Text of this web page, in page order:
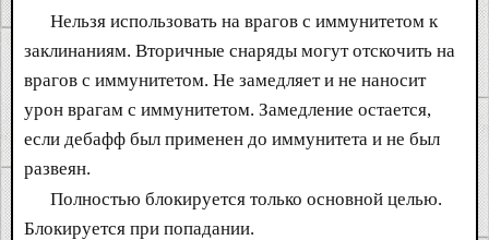
Нельзя использовать на врагов с иммунитетом к
заклинаниям. Вторичные снаряды могут отскочить на
врагов с иммунитетом. Не замедляет и не наносит
урон врагам с иммунитетом. Замедление остается,
если дебафф был применен до иммунитета и не был
развеян.
Полностью блокируется только основной целью.
Блокируется при попадании.